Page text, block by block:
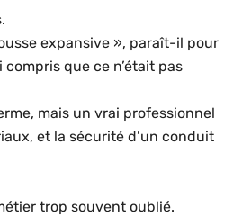
expansive », paraît-il pour
compris que ce n’était pas
mais un vrai professionnel
et la sécurité d’un conduit
trop souvent oublié.